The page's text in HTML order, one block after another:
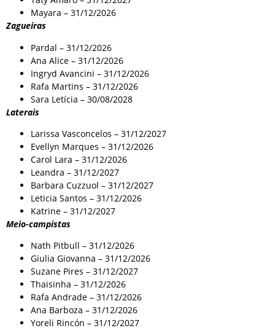
Mayara – 31/12/2026
Zagueiras
Pardal – 31/12/2026
Ana Alice – 31/12/2026
Ingryd Avancini – 31/12/2026
Rafa Martins – 31/12/2026
Sara Letícia – 30/08/2028
Laterais
Larissa Vasconcelos – 31/12/2027
Evellyn Marques – 31/12/2026
Carol Lara – 31/12/2026
Leandra – 31/12/2027
Barbara Cuzzuol – 31/12/2027
Leticia Santos – 31/12/2026
Katrine – 31/12/2027
Meio-campistas
Nath Pitbull – 31/12/2026
Giulia Giovanna – 31/12/2026
Suzane Pires – 31/12/2027
Thaisinha – 31/12/2026
Rafa Andrade – 31/12/2026
Ana Barboza – 31/12/2026
Yoreli Rincón – 31/12/2027